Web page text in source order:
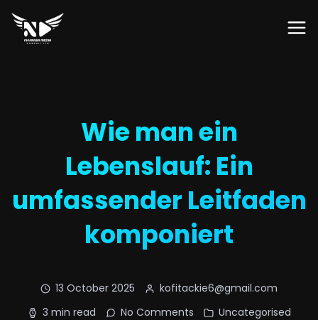
Wie man ein
Lebenslauf: Ein
umfassender Leitfaden
komponiert
13 October 2025
kofitackie6@gmail.com
3 min read
No Comments Uncategorised